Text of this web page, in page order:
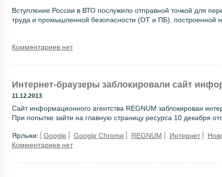
Вступление России в ВТО послужило отправной точкой для
труда и промышленной безопасности (ОТ и ПБ), построенной
Комментариев нет
Интернет-браузеры заблокировали сайт
11.12.2013
Сайт информационного агентства REGNUM заблокирован
При попытке зайти на главную страницу ресурса 10 декабря
Ярлыки: Google Google Chrome REGNUM Интернет
Комментариев нет